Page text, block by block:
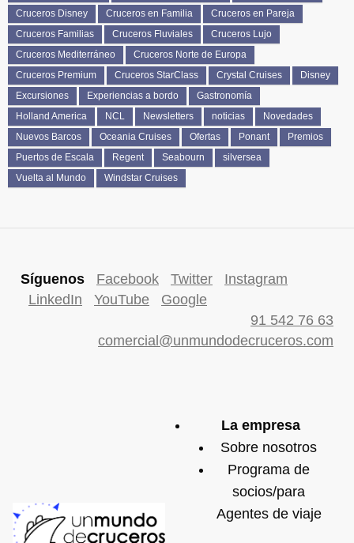
Cruceros Disney
Cruceros en Familia
Cruceros en Pareja
Cruceros Familias
Cruceros Fluviales
Cruceros Lujo
Cruceros Mediterráneo
Cruceros Norte de Europa
Cruceros Premium
Cruceros StarClass Crystal Cruises
Disney
Excursiones
Experiencias a bordo
Gastronomía
Holland America
NCL Newsletters noticias
Novedades
Nuevos Barcos
Oceania Cruises Ofertas Ponant
Premios
Puertos de Escala
Regent Seabourn
silversea
Vuelta al Mundo
Windstar Cruises
Síguenos Facebook Twitter
Instagram
LinkedIn
YouTube
Google
91 542 76 63
comercial@unmundodecruceros.com
La empresa
Sobre nosotros
Programa de
socios/para
Agentes de viaje